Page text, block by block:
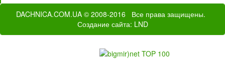
DACHNICA.COM.UA © 2008-2016 Все права защищены.
Создание сайта: LND